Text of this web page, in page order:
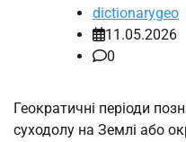
dictionarygeo
11.05.2026
0
Геократичні періоди
суходолу на Землі або